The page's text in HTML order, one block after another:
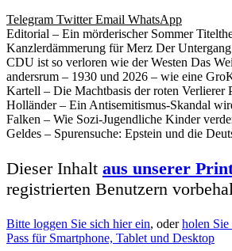
Telegram Twitter Email WhatsApp
Editorial – Ein mörderischer Sommer
Kanzlerdämmerung für Merz Der
CDU ist so verloren wie der Westen Das
andersrum – 1930 und 2026 – wie eine
Kartell – Die Machtbasis der roten Verlierer
Holländer – Ein Antisemitismus-Skandal
Falken – Wie Sozi-Jugendliche Kinder
Geldes – Spurensuche: Epstein und die
Dieser Inhalt aus unserer
registrierten Benutzern
Bitte loggen Sie sich hier ein, oderholen
Pass für Smartphone, Tablet und Desktop